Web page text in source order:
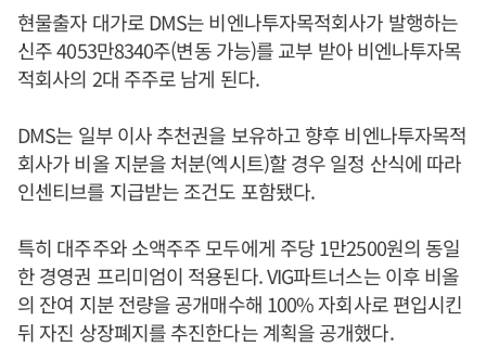
현물출자 대가로 DMS는 비엔나투자목적회사가 발행하는
신주 4053만8340주(변동 가능)를 교부 받아 비엔나투자목
적회사의 2대 주주로 남게 된다.
DMS는 일부 이사 추천권을 보유하고 향후 비엔나투자목적
회사가 비올 지분을 처분(엑시트)할 경우 일정 산식에 따라
인센티브를 지급받는 조건도 포함됐다.
특히 대주주와 소액주주 모두에게 주당 1만2500원의 동일
한 경영권 프리미엄이 적용된다. VIG파트너스는 이후 비올
의 잔여 지분 전량을 공개매수해 100% 자회사로 편입시킨
뒤 자진 상장폐지를 추진한다는 계획을 공개했다.